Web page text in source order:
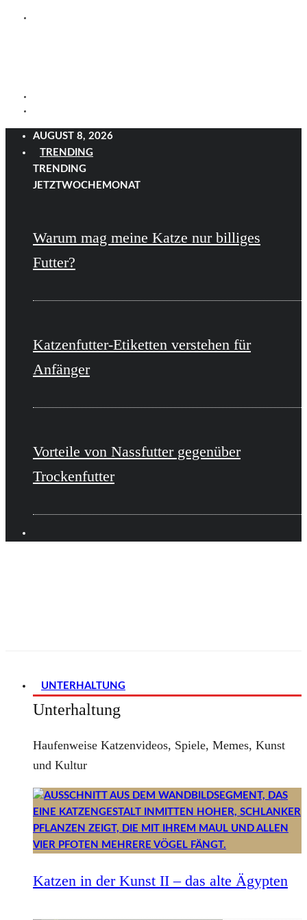
AUGUST 8, 2026
TRENDING
TRENDING
JETZTWOCHE MONAT
Warum mag meine Katze nur billiges
Futter?
Katzenfutter-Etiketten verstehen für
Anfänger
Vorteile von Nassfutter gegenüber
Trockenfutter
UNTERHALTUNG
Unterhaltung
Haufenweise Katzenvideos, Spiele, Memes, Kunst
und Kultur
Katzen in der Kunst II – das alte Ägypten